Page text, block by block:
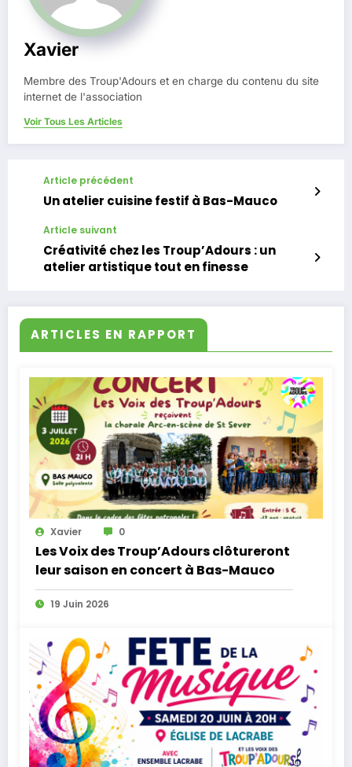
Xavier
Membre des Troup'Adours et en charge du contenu du site
internet de l'association
Voir Tous Les Articles
Article précédent
Un atelier cuisine festif à Bas-Mauco
Article suivant
Créativité chez les Troup’Adours : un
atelier artistique tout en finesse
ARTICLES EN RAPPORT
Xavier 0
Les Voix des Troup’Adours clôtureront
leur saison en concert à Bas-Mauco
19 Juin 2026